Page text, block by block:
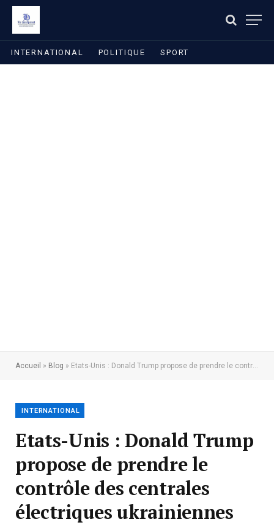
INTERNATIONAL POLITIQUE SPORT
Accueil » Blog » Etats-Unis : Donald Trump propose de prendre le contrôle des centrales électriques ukrainiennes
INTERNATIONAL
Etats-Unis : Donald Trump
propose de prendre le
contrôle des centrales
électriques ukrainiennes